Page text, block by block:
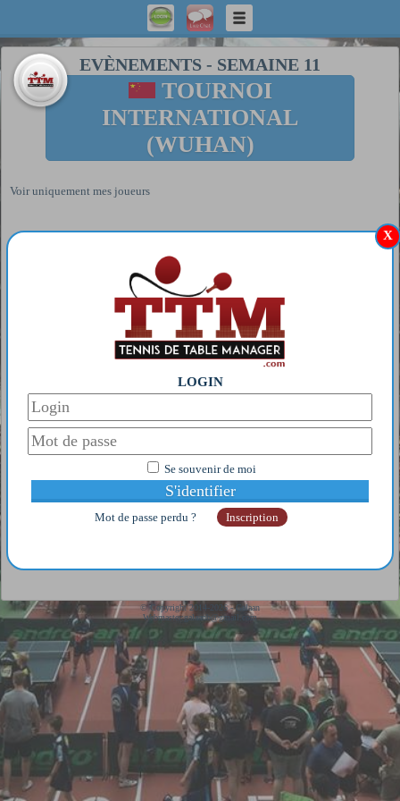
X
LOGIN
Se souvenir de moi
Mot de passe perdu ? Inscription
EVÈNEMENTS - SEMAINE 11
TOURNOI
INTERNATIONAL
(WUHAN)
Voir uniquement mes joueurs
© Copyright 2014-2026 - Galaan
Webmaster:galaanb@gmail.com